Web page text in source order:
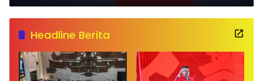
Headline Berita